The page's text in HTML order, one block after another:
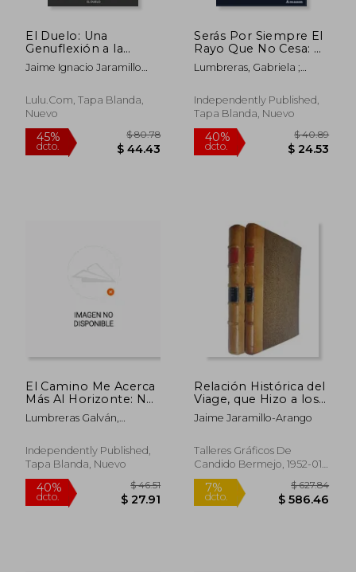
45%
dcto. $ 19.71
40%
dcto.
40%
dcto.
$ 57.74 45%
dcto. $
El Duelo: Una
Genuflexión a la
Espinela
Jaime Ignacio Jaramillo
Lulu.Com, Tapa Blanda,
Nuevo
Serás Por Siempre El
Rayo Que No Cesa: Es
Mi Homenaje Al Más
Grande Poeta de
Lumbreras, Gabriela ;
Ignacio
Independently Published,
Tapa Blanda, Nuevo
El Camino Me Acerca
Más Al Horizonte: No
Volveré La Vista Atrás
Lumbreras Galván,
Corrales, Jaime Ignacio
Independently Published,
Tapa Blanda, Nuevo
Relación Histórica del
Viage, que Hizo a los
Reynos del Perú y
Chile el Botánico D.
1777 Hasta el de 1788,
en Cuya Época
tomos)
Jaime Jaramillo-Arango
Talleres Gráficos De
Candido Bermejo, 1952-01-
01, Leatherbound,